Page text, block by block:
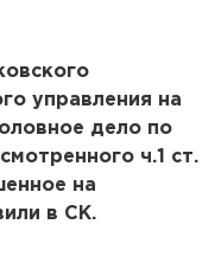
управления на
дело по
ч.1 ст.
на
в СК.